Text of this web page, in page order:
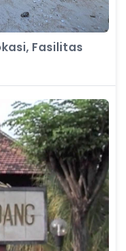
Fasilitas